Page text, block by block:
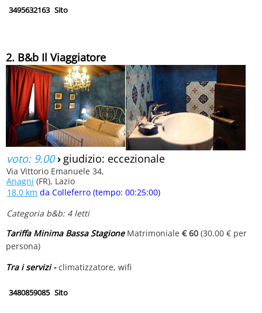
3495632163 Sito
2. B&b Il Viaggiatore
voto: 9.00› giudizio: eccezionale
Via Vittorio Emanuele 34,
Anagni (FR), Lazio
18.0 km da Colleferro (tempo: 00:25:00)
Categoria b&b: 4 letti
Tariffa Minima Bassa StagioneMatrimoniale € 60 (30.00 € per
persona)
Tra i servizi -climatizzatore, wifi
3480859085 Sito